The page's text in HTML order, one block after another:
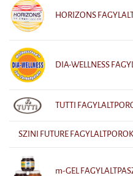
HORIZONS
DIA-WELLNESS
TUTTI
SZINI FUTURE FAGYLALTPOROK
m-GEL